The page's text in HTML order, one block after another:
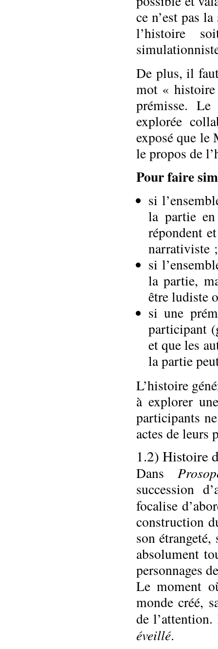
ce n’est pas
l’histoire
De plus, il
mot « histoire
prémisse.
explorée
exposé que le
le propos de
Pour faire
si
la partie
répondent
narrativiste ;
si
la partie,
être ludiste
si une
participant
et que les
la partie
L’histoire
à explorer
participants
actes de leurs
1.2) Histoire
Dans
succession
focalise
construction
son
absolument
personnages
Le moment
monde créé,
de
éveillé.